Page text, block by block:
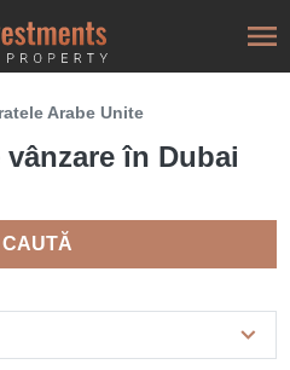
Arabe Unite
în Dubai
CAUTĂ